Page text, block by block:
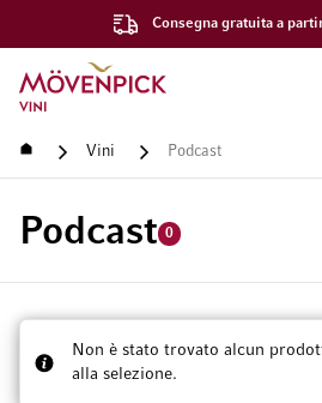
Consegna gratuita a
Vai alla Home Page
Home Vini Podcast
Podcast 0
Non è stato trovato alcun
alla selezione.